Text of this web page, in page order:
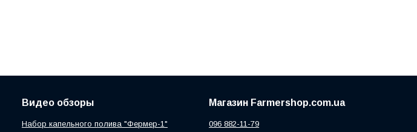
Видео обзоры
Набор капельного полива "Фермер-1"
Магазин Farmershop.com.ua
096 882-11-79